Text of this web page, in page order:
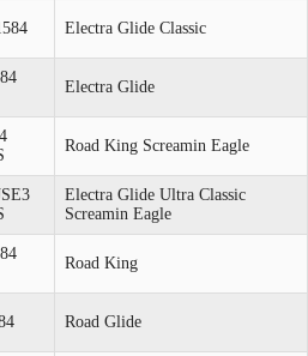
Electra Glide Classic
Electra Glide
Road King Screamin Eagle
Electra Glide Ultra Classic
Screamin Eagle
Road King
Road Glide